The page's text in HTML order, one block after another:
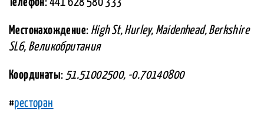
Телефон: 441 628 580 333
Местонахождение: High St, Hurley, Maidenhead, Berkshire
SL6, Великобритания
Координаты: 51.51002500, -0.70140800
#ресторан